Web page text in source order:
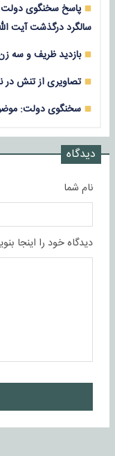
پاسخ سخنگوی دولت
سالگرد درگذشت آیت
بازدید ظریف و سه
تصاویری از تنش
سخنگوی دولت:
دیدگاه
نام شما
دیدگاه خود را اینجا